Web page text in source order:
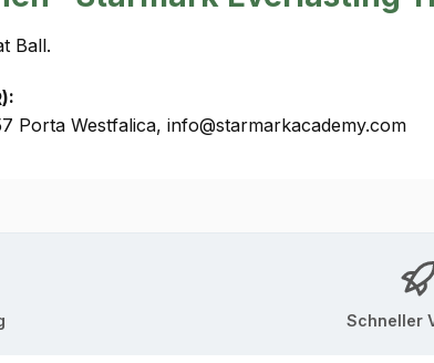
Ball.
Porta Westfalica, info@starmarkacademy.com
Schneller